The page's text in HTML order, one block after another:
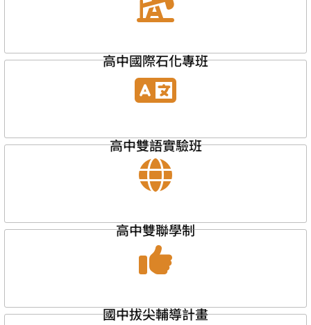
高中國際石化專班
高中雙語實驗班
高中雙聯學制
國中拔尖輔導計畫